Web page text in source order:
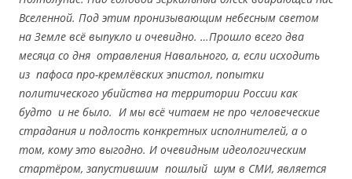
Вселенной. Под этим пронизывающим небесным светом
на Земле всё выпукло и очевидно. …Прошло всего два
месяца со дня отравления Навального, а, если исходить
из пафоса про-кремлёвских эпистол, попытки
политического убийства на территории России как
будто и не было. И мы всё читаем не про человеческие
страдания и подлость конкретных исполнителей, а о
том, кому это выгодно. И очевидным идеологическим
стартёром, запустившим пошлый шум в СМИ, является